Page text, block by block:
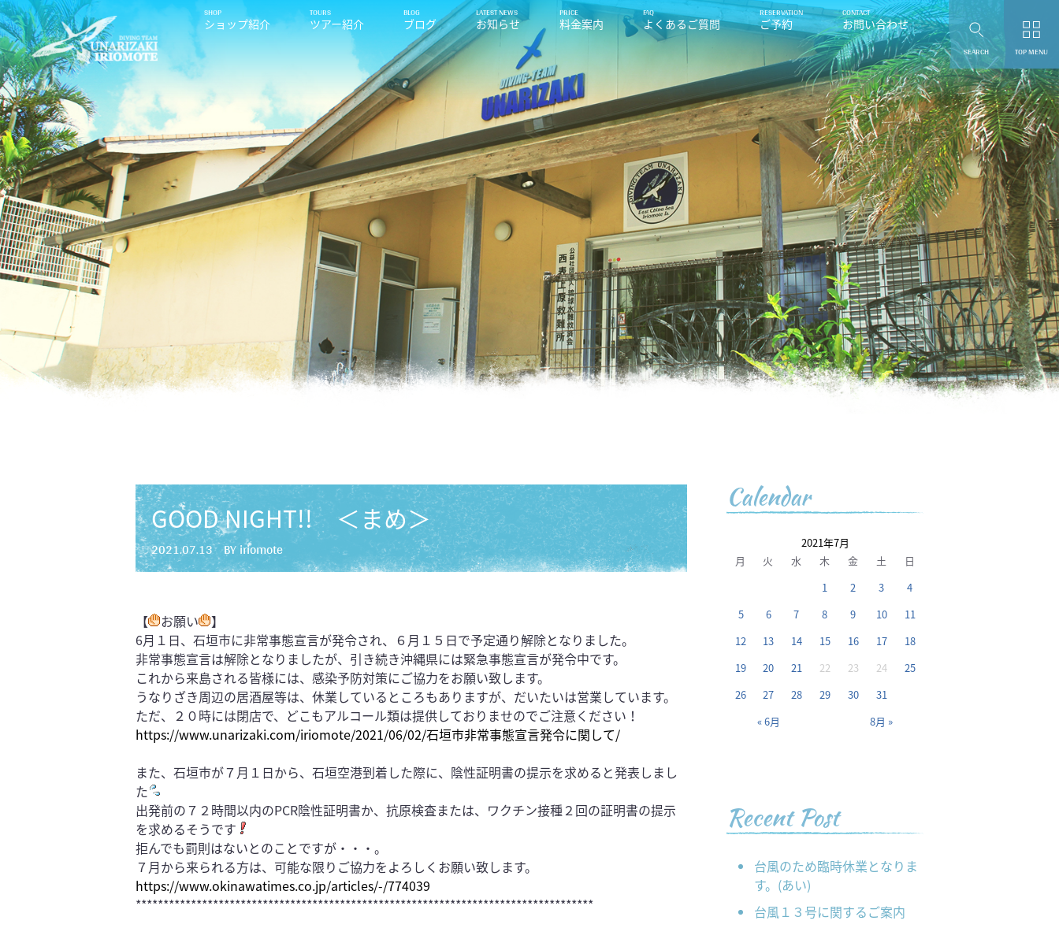
ショップ紹介 ツアー紹介 ブログ お知らせ 料金案内 よくあるご質問 ご予約 お問い合わせ
SEARCH TOP MENU
Calendar
2021年7月
月
火 水 木 金 土 日
« 6月 8月 »
1 2 3
4
5
6 7 8 9 10
11
12
13 14 15 16 17
18
19
20 21 22 23 24
25
26
27 28 29 30 31
Recent Post
台風のため臨時休業となりま
す。(あい)
台風１３号に関するご案内
GOOD NIGHT!! ＜まめ＞
2021.07.13 BY iriomote
【 お願い
】
6月１日、石垣市に非常事態宣言が発令され、６月１５日で予定通り解除となりました。
非常事態宣言は解除となりましたが、引き続き沖縄県には緊急事態宣言が発令中です。
これから来島される皆様には、感染予防対策にご協力をお願い致します。
うなりざき周辺の居酒屋等は、休業しているところもありますが、だいたいは営業しています。
ただ、２０時には閉店で、どこもアルコール類は提供しておりませのでご注意ください！
https://www.unarizaki.com/iriomote/2021/06/02/石垣市非常事態宣言発令に関して/
また、石垣市が７月１日から、石垣空港到着した際に、陰性証明書の提示を求めると発表しまし
た
出発前の７２時間以内のPCR陰性証明書か、抗原検査または、ワクチン接種２回の証明書の提示
を求めるそうです
拒んでも罰則はないとのことですが・・・。
７月から来られる方は、可能な限りご協力をよろしくお願い致します。
https://www.okinawatimes.co.jp/articles/-/774039
***********************************************************************************